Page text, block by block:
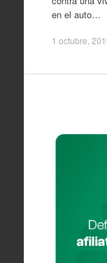
en el auto…
1 octubre,